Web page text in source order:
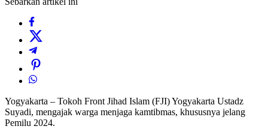
Yogyakarta – Tokoh Front Jihad Islam (FJI) Yogyakarta Ustadz
Suyadi, mengajak warga menjaga kamtibmas, khususnya jelang
Pemilu 2024.